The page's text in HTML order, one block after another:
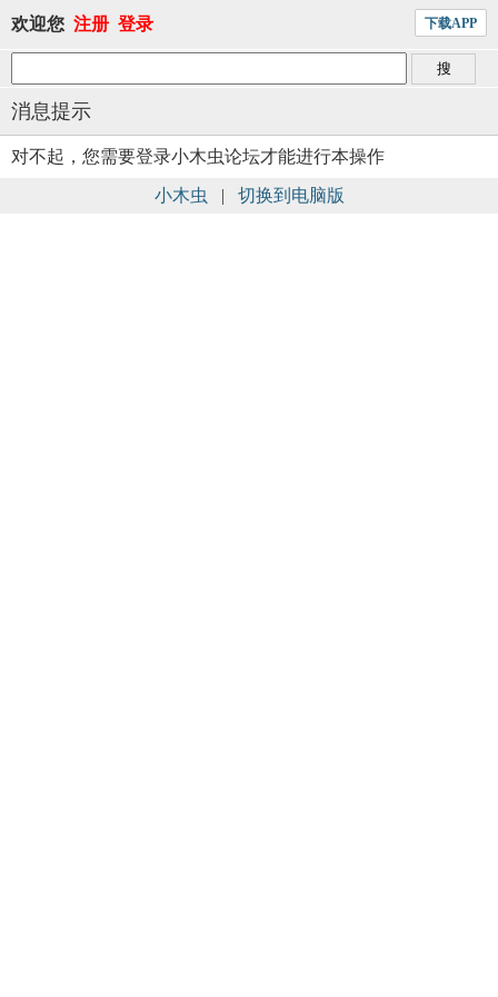
欢迎您 注册 登录 下载APP
消息提示
对不起，您需要登录小木虫论坛才能进行本操作
小木虫 | 切换到电脑版